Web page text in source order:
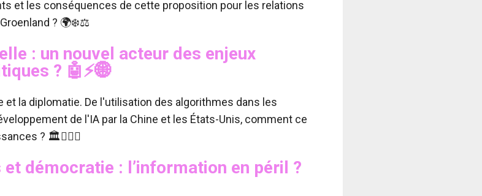
et les conséquences de cette proposition pour les relations
? 🌍❄️⚖️
: un nouvel acteur des enjeux
? 🤖⚡🌐
et la diplomatie. De l'utilisation des algorithmes dans les
de l'IA par la Chine et les États-Unis, comment ce
? 🏛️🕵️‍♂️🚀
et démocratie : l’information en péril ?